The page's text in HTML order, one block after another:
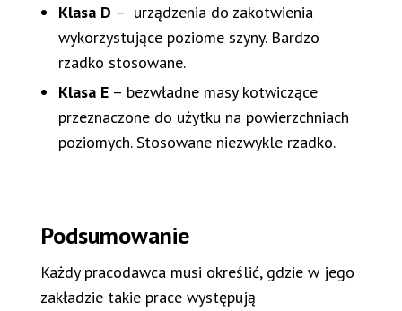
Klasa D – urządzenia do zakotwienia
wykorzystujące poziome szyny. Bardzo
rzadko stosowane.
Klasa E – bezwładne masy kotwiczące
przeznaczone do użytku na powierzchniach
poziomych. Stosowane niezwykle rzadko.
Podsumowanie
Każdy pracodawca musi określić, gdzie w jego
zakładzie takie prace występują